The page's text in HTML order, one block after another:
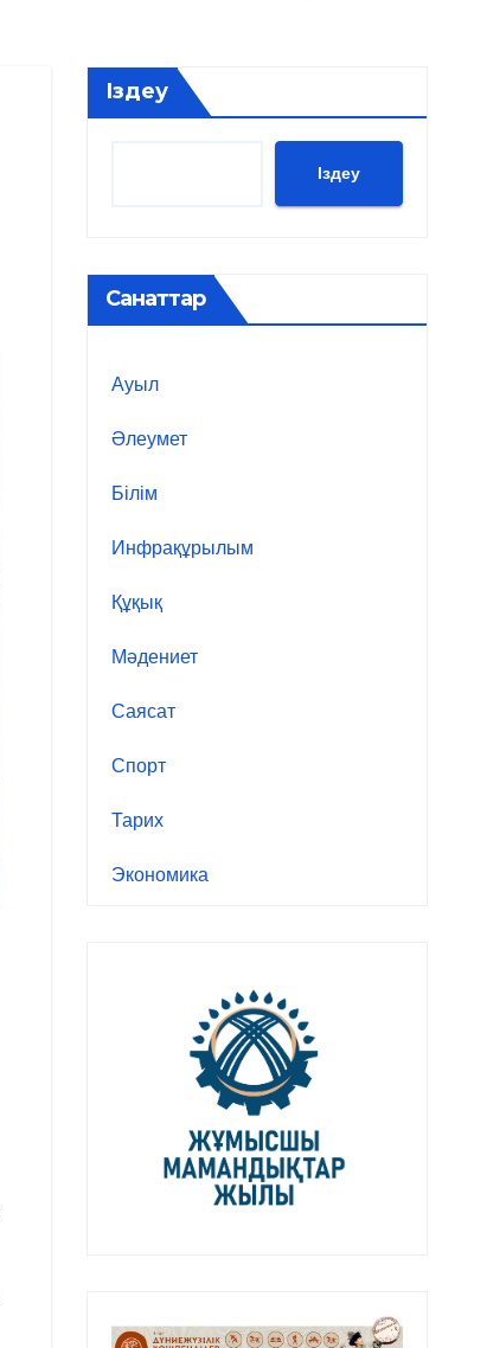
Іздеу
Іздеу
Санаттар
Ауыл
Әлеумет
Білім
Инфрақұрылым
Құқық
Мәдениет
Саясат
Спорт
Тарих
Экономика